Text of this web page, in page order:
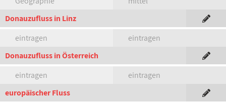
Donauzufluss in Linz
eintragen
eintragen
Donauzufluss in Österreich
eintragen
eintragen
europäischer Fluss